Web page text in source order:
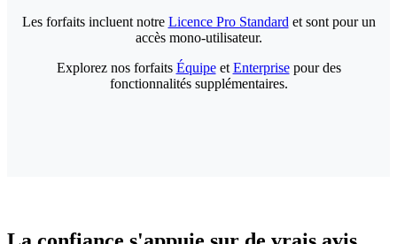
Les forfaits incluent notre Licence Pro Standard et sont pour un
accès mono-utilisateur.
Explorez nos forfaits Équipeet Enterprisepour des
fonctionnalités supplémentaires.